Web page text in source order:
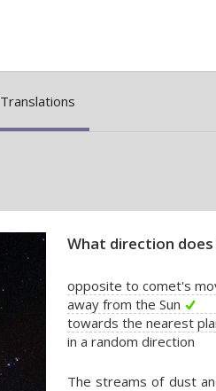
Translations
What direction
opposite to comet's
away from the Sun
towards the nearest
in a random direction
The streams of dust